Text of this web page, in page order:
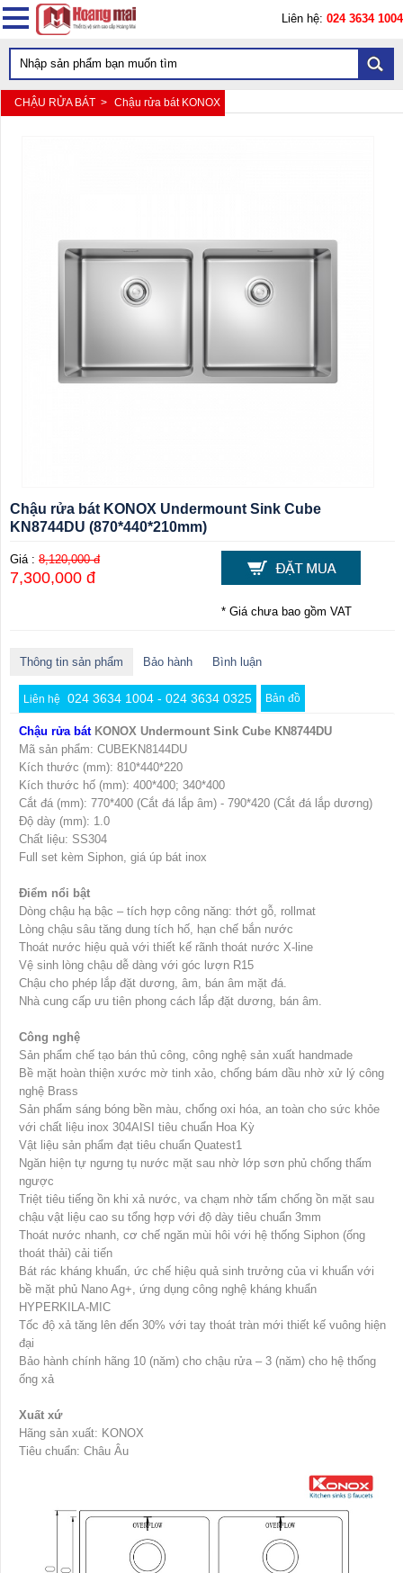
Liên hệ: 024 3634 1004
CHẬU RỬA BÁT > Chậu rửa bát KONOX
Chậu rửa bát KONOX Undermount Sink Cube
KN8744DU (870*440*210mm)
Giá : 8,120,000 đ
7,300,000 đ
* Giá chưa bao gồm VAT
Thông tin sản phẩm Bảo hành Bình luận
Liên hệ 024 3634 1004 - 024 3634 0325 Bản đồ
Chậu rửa bátKONOX Undermount Sink Cube KN8744DU
Mã sản phẩm: CUBEKN8144DU
Kích thước (mm): 810*440*220
Kích thước hố (mm): 400*400; 340*400
Cắt đá (mm): 770*400 (Cắt đá lắp âm) - 790*420 (Cắt đá lắp dương)
Độ dày (mm): 1.0
Chất liệu: SS304
Full set kèm Siphon, giá úp bát inox
Điểm nổi bật
Dòng chậu hạ bậc – tích hợp công năng: thớt gỗ, rollmat
Lòng chậu sâu tăng dung tích hố, hạn chế bắn nước
Thoát nước hiệu quả với thiết kế rãnh thoát nước X-line
Vệ sinh lòng chậu dễ dàng với góc lượn R15
Chậu cho phép lắp đặt dương, âm, bán âm mặt đá.
Nhà cung cấp ưu tiên phong cách lắp đặt dương, bán âm.
Công nghệ
Sản phẩm chế tạo bán thủ công, công nghệ sản xuất handmade
Bề mặt hoàn thiện xước mờ tinh xảo, chống bám dầu nhờ xử lý công
nghệ Brass
Sản phẩm sáng bóng bền màu, chống oxi hóa, an toàn cho sức khỏe
với chất liệu inox 304AISI tiêu chuẩn Hoa Kỳ
Vật liệu sản phẩm đạt tiêu chuẩn Quatest1
Ngăn hiện tự ngưng tụ nước mặt sau nhờ lớp sơn phủ chống thấm
ngược
Triệt tiêu tiếng ồn khi xả nước, va chạm nhờ tấm chống ồn mặt sau
chậu vật liệu cao su tổng hợp với độ dày tiêu chuẩn 3mm
Thoát nước nhanh, cơ chế ngăn mùi hôi với hệ thống Siphon (ống
thoát thải) cải tiến
Bát rác kháng khuẩn, ức chế hiệu quả sinh trưởng của vi khuẩn với
bề mặt phủ Nano Ag+, ứng dụng công nghệ kháng khuẩn
HYPERKILA-MIC
Tốc độ xả tăng lên đến 30% với tay thoát tràn mới thiết kế vuông hiện
đại
Bảo hành chính hãng 10 (năm) cho chậu rửa – 3 (năm) cho hệ thống
ống xả
Xuất xứ
Hãng sản xuất: KONOX
Tiêu chuẩn: Châu Âu